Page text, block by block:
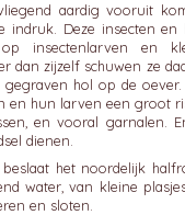
aardig vooruit
indruk. Deze insecten en
insectenlarven en
dan zijzelf schuwen ze
hol op de oever.
en hun larven een groot
en vooral garnalen.
dienen.
het noordelijk
water, van kleine
en sloten.